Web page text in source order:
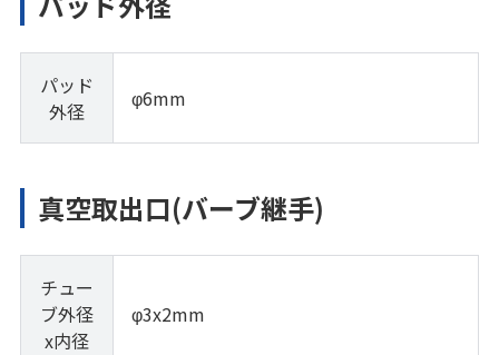
パッド
外径
φ6mm
真空取出口(バーブ継手)
チュー
ブ外径
x内径
φ3x2mm